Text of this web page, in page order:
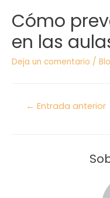
Cómo
en las
Deja un comentario /
← Entrada anterior